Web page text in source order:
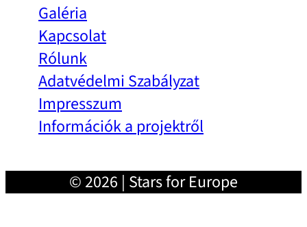
Galéria
Kapcsolat
Rólunk
Adatvédelmi Szabályzat
Impresszum
Információk a projektről
© 2026 | Stars for Europe